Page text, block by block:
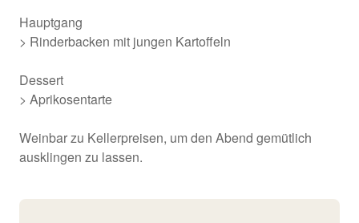
Hauptgang
> Rinderbacken mit jungen Kartoffeln
Dessert
> Aprikosentarte
Weinbar zu Kellerpreisen, um den Abend gemütlich
ausklingen zu lassen.